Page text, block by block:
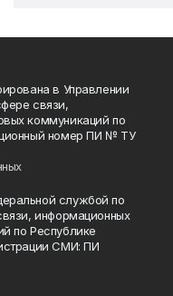
в Управлении
связи,
коммуникаций по
номер ПИ № ТУ
службой по
информационных
по Республике
СМИ: ПИ